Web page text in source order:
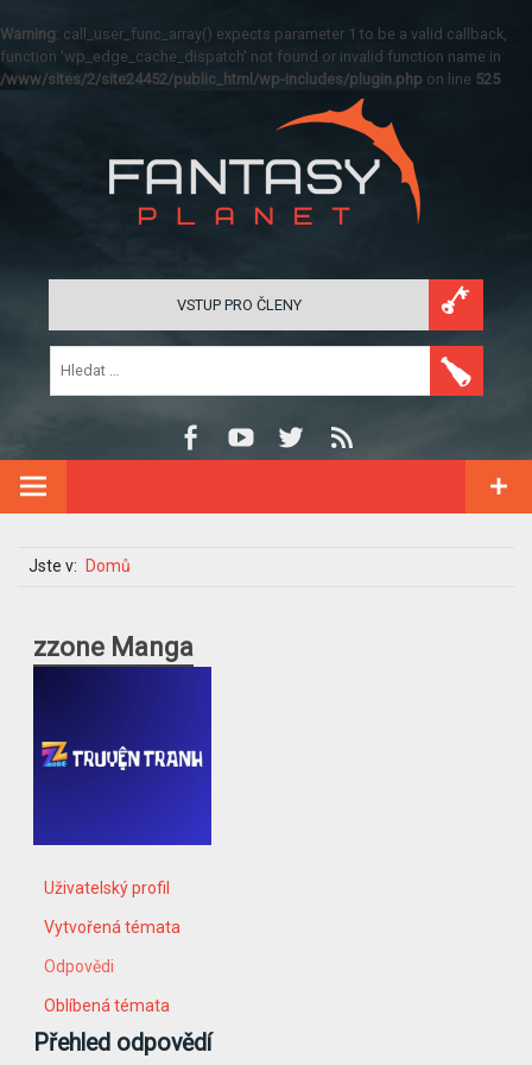
Warning: call_user_func_array() expects parameter 1 to be a valid callback,
function 'wp_edge_cache_dispatch' not found or invalid function name in
/www/sites/2/site24452/public_html/wp-includes/plugin.php on line 525
VSTUP PRO ČLENY
Jste v: Domů
zzone Manga
Uživatelský profil
Vytvořená témata
Odpovědi
Oblíbená témata
Přehled odpovědí